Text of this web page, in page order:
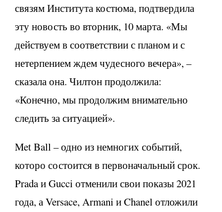
связям Института костюма, подтвердила
эту новость во вторник, 10 марта. «Мы
действуем в соответствии с планом и с
нетерпением ждем чудесного вечера», –
сказала она. Чилтон продолжила:
«Конечно, мы продолжим внимательно
следить за ситуацией».
Met Ball – одно из немногих событий,
которо состоится в первоначальный срок.
Prada и Gucci отменили свои показы 2021
года, а Versace, Armani и Chanel отложили